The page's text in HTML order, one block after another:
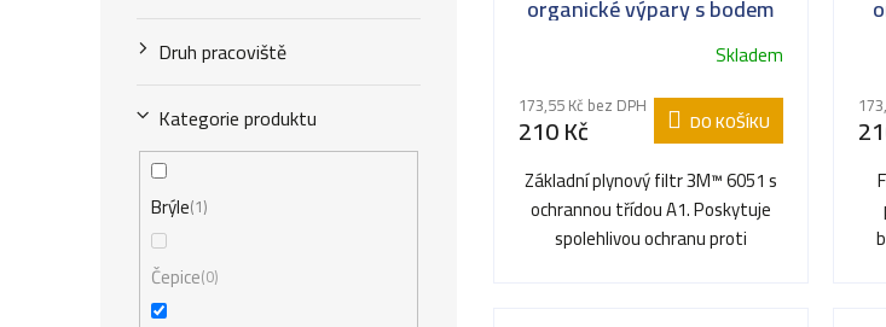
Druh pracoviště
Kategorie produktu
Brýle 1
Čepice 0
organické výpary s bodem
varu vyšším než 65°CSkladem
173,55 Kč bez DPH
210 Kč DO KOŠÍKU
Základní plynový filtr 3M™ 6051 s
ochrannou třídou A1. Poskytuje
spolehlivou ochranu proti